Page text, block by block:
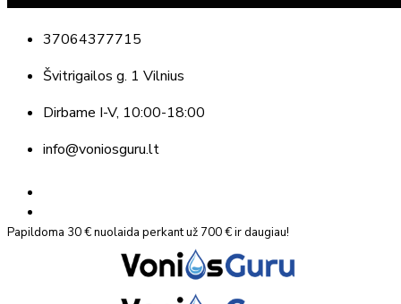
37064377715
Švitrigailos g. 1 Vilnius
Dirbame I-V, 10:00-18:00
info@voniosguru.lt
Papildoma 30 € nuolaida perkant už 700 € ir daugiau!